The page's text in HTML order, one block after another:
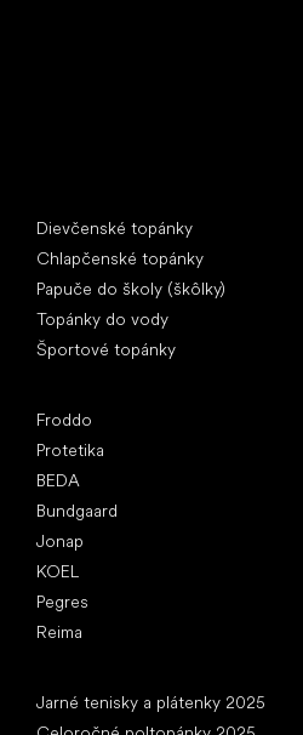
Dievčenské topánky
Chlapčenské topánky
Papuče do školy (škôlky)
Topánky do vody
Športové topánky
Froddo
Protetika
BEDA
Bundgaard
Jonap
KOEL
Pegres
Reima
Jarné tenisky a plátenky 2025